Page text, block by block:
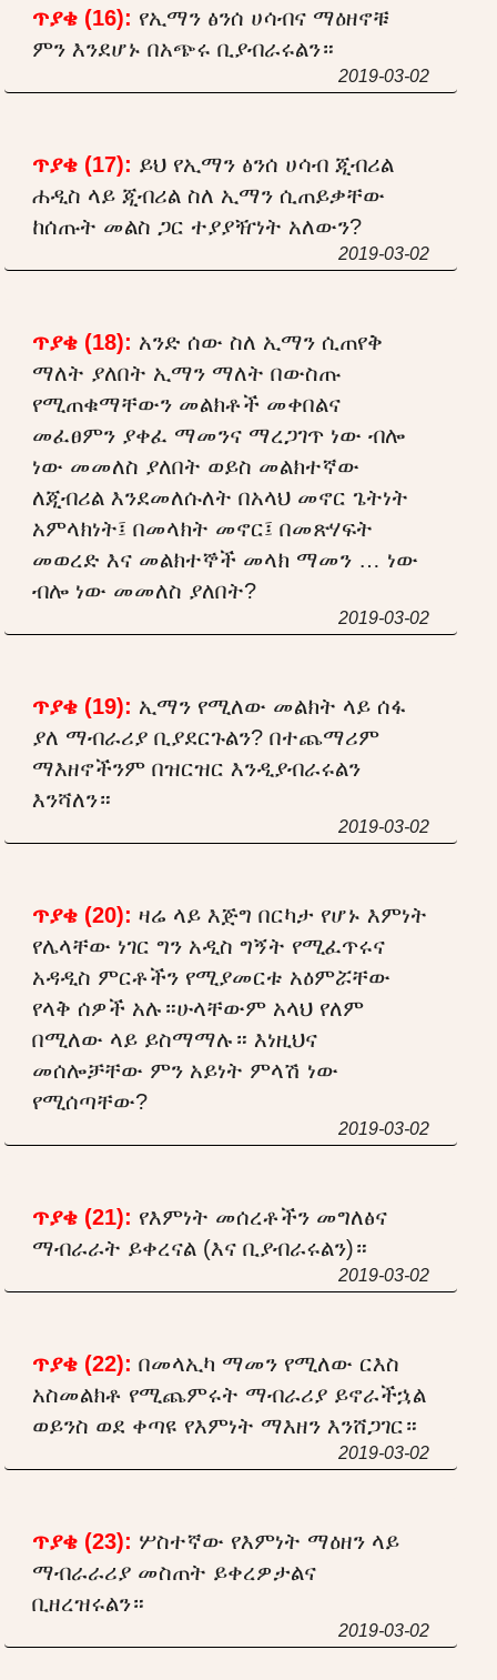
ጥያቄ (16): የኢማን ፅንሰ ሀሳብና ማዕዘኖቹ
ምን እንደሆኑ በአጭሩ ቢያብራሩልን።
2019-03-02
ጥያቄ (17): ይህ የኢማን ፅንሰ ሀሳብ ጂብሪል
ሐዲስ ላይ ጂብሪል ስለ ኢማን ሲጠይቃቸው
ከሰጡት መልስ ጋር ተያያዥነት አለውን?
2019-03-02
ጥያቄ (18): አንድ ሰው ስለ ኢማን ሲጠየቅ
ማለት ያለበት ኢማን ማለት በውስጡ
የሚጠቁማቸውን መልክቶች መቀበልና
መፈፀምን ያቀፈ ማመንና ማረጋገጥ ነው ብሎ
ነው መመለስ ያለበት ወይስ መልክተኛው
ለጂብሪል እንደመለሱለት በአላህ መኖር ጌትነት
አምላክነት፤ በመላክት መኖር፤ በመጽሃፍት
መወረድ እና መልክተኞች መላክ ማመን … ነው
ብሎ ነው መመለስ ያለበት?
2019-03-02
ጥያቄ (19): ኢማን የሚለው መልክት ላይ ሰፋ
ያለ ማብራሪያ ቢያደርጉልን? በተጨማሪም
ማእዘኖችንም በዝርዝር እንዲያብራሩልን
እንሻለን።
2019-03-02
ጥያቄ (20): ዛሬ ላይ እጅግ በርካታ የሆኑ እምነት
የሌላቸው ነገር ግን አዲስ ግኝት የሚፈጥሩና
አዳዲስ ምርቶችን የሚያመርቱ አዕምሯቸው
የላቅ ሰዎች አሉ።ሁላቸውም አላህ የለም
በሚለው ላይ ይስማማሉ። እነዚህና
መሰሎቻቸው ምን አይነት ምላሽ ነው
የሚሰጣቸው?
2019-03-02
ጥያቄ (21): የእምነት መሰረቶችን መግለፅና
ማብራራት ይቀረናል (እና ቢያብራሩልን)።
2019-03-02
ጥያቄ (22): በመላኢካ ማመን የሚለው ርእስ
አስመልክቶ የሚጨምሩት ማብራሪያ ይኖራችኋል
ወይንስ ወደ ቀጣዩ የእምነት ማእዘን እንሸጋገር።
2019-03-02
ጥያቄ (23): ሦስተኛው የእምነት ማዕዘን ላይ
ማብራራሪያ መስጠት ይቀረዎታልና
ቢዘረዝሩልን።
2019-03-02